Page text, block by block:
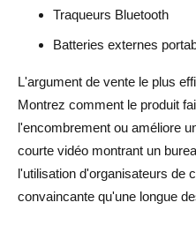
Traqueurs Bluetooth
Batteries externes
L'argument de vente le plus
Montrez comment le produit
l'encombrement ou améliore
courte vidéo montrant un
l'utilisation d'organisateurs de
convaincante qu'une longue